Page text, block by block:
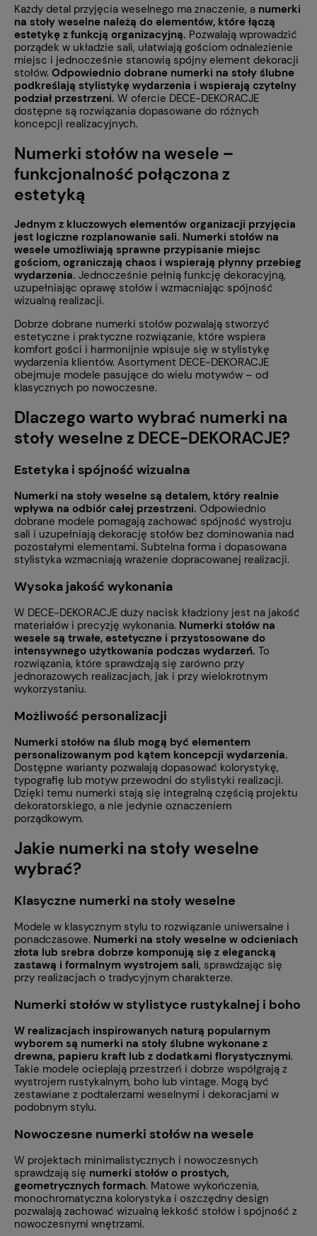
Każdy detal przyjęcia weselnego ma znaczenie, a numerki
na stoły weselne należą do elementów, które łączą
estetykę z funkcją organizacyjną. Pozwalają wprowadzić
porządek w układzie sali, ułatwiają gościom odnalezienie
miejsc i jednocześnie stanowią spójny element dekoracji
stołów. Odpowiednio dobrane numerki na stoły ślubne
podkreślają stylistykę wydarzenia i wspierają czytelny
podział przestrzeni. W ofercie DECE-DEKORACJE
dostępne są rozwiązania dopasowane do różnych
koncepcji realizacyjnych.
Numerki stołów na wesele –
funkcjonalność połączona z
estetyką
Jednym z kluczowych elementów organizacji przyjęcia
jest logiczne rozplanowanie sali. Numerki stołów na
wesele umożliwiają sprawne przypisanie miejsc
gościom, ograniczają chaos i wspierają płynny przebieg
wydarzenia. Jednocześnie pełnią funkcję dekoracyjną,
uzupełniając oprawę stołów i wzmacniając spójność
wizualną realizacji.
Dobrze dobrane numerki stołów pozwalają stworzyć
estetyczne i praktyczne rozwiązanie, które wspiera
komfort gości i harmonijnie wpisuje się w stylistykę
wydarzenia klientów. Asortyment DECE-DEKORACJE
obejmuje modele pasujące do wielu motywów – od
klasycznych po nowoczesne.
Dlaczego warto wybrać numerki na
stoły weselne z DECE-DEKORACJE?
Estetyka i spójność wizualna
Numerki na stoły weselne są detalem, który realnie
wpływa na odbiór całej przestrzeni. Odpowiednio
dobrane modele pomagają zachować spójność wystroju
sali i uzupełniają dekorację stołów bez dominowania nad
pozostałymi elementami. Subtelna forma i dopasowana
stylistyka wzmacniają wrażenie dopracowanej realizacji.
Wysoka jakość wykonania
W DECE-DEKORACJE duży nacisk kładziony jest na jakość
materiałów i precyzję wykonania. Numerki stołów na
wesele są trwałe, estetyczne i przystosowane do
intensywnego użytkowania podczas wydarzeń. To
rozwiązania, które sprawdzają się zarówno przy
jednorazowych realizacjach, jak i przy wielokrotnym
wykorzystaniu.
Możliwość personalizacji
Numerki stołów na ślub mogą być elementem
personalizowanym pod kątem koncepcji wydarzenia.
Dostępne warianty pozwalają dopasować kolorystykę,
typografię lub motyw przewodni do stylistyki realizacji.
Dzięki temu numerki stają się integralną częścią projektu
dekoratorskiego, a nie jedynie oznaczeniem
porządkowym.
Jakie numerki na stoły weselne
wybrać?
Klasyczne numerki na stoły weselne
Modele w klasycznym stylu to rozwiązanie uniwersalne i
ponadczasowe. Numerki na stoły weselne w odcieniach
złota lub srebra dobrze komponują się z elegancką
zastawą i formalnym wystrojem sali, sprawdzając się
przy realizacjach o tradycyjnym charakterze.
Numerki stołów w stylistyce rustykalnej i boho
W realizacjach inspirowanych naturą popularnym
wyborem są numerki na stoły ślubne wykonane z
drewna, papieru kraft lub z dodatkami florystycznymi.
Takie modele ocieplają przestrzeń i dobrze współgrają z
wystrojem rustykalnym, boho lub vintage. Mogą być
zestawiane z podtalerzami weselnymi i dekoracjami w
podobnym stylu.
Nowoczesne numerki stołów na wesele
W projektach minimalistycznych i nowoczesnych
sprawdzają się numerki stołów o prostych,
geometrycznych formach. Matowe wykończenia,
monochromatyczna kolorystyka i oszczędny design
pozwalają zachować wizualną lekkość stołów i spójność z
nowoczesnymi wnętrzami.